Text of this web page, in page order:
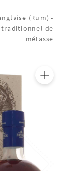
(Rum) -
traditionnel de
mélasse